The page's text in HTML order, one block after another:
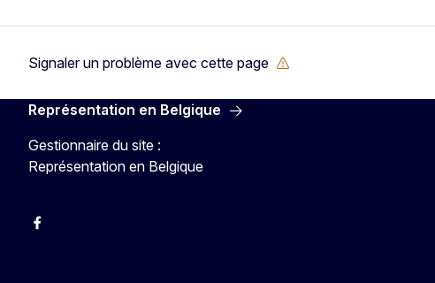
Signaler un problème avec cette page
Représentation en Belgique
Gestionnaire du site :
Représentation en Belgique
Facebook